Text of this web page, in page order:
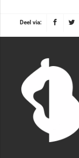
Deel via: